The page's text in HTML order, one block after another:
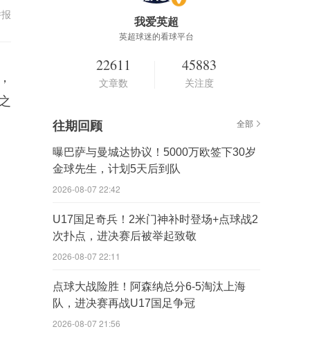
我爱英超
英超球迷的看球平台
22611
文章数
45883
关注度
往期回顾 全部
曝巴萨与曼城达协议！5000万欧签下30岁
金球先生，计划5天后到队
2026-08-07 22:42
U17国足奇兵！2米门神补时登场+点球战2
次扑点，进决赛后被举起致敬
2026-08-07 22:11
点球大战险胜！阿森纳总分6-5淘汰上海
队，进决赛再战U17国足争冠
2026-08-07 21:56